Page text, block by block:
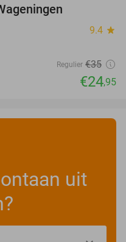
9.4 star
Regulier €35
€24,95
uit